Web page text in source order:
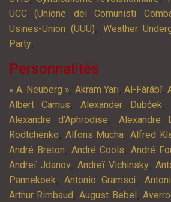
UCC (Unione dei Comunisti
Usines-Union (UUU), Weather
Party,
Personnalités
« A. Neuberg », Akram Yari, Al-Fârâbî,
Albert Camus,Alexander Dubček,
Alexandre d’Aphrodise, Alexandre
Rodtchenko, Alfons Mucha,Alfred
André Breton, André Cools, André
Andreï Jdanov, Andreï Vichinsky,
Pannekoek,Antonio Gramsci,
Arthur Rimbaud ,August Bebel ,